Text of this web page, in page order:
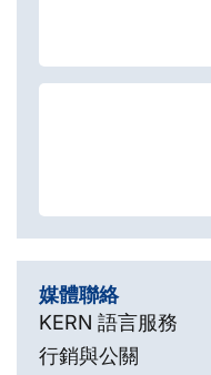
媒體聯絡
KERN 語言服務
行銷與公關